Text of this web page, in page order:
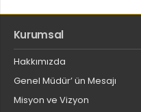
Kurumsal
Hakkımızda
Genel Müdür’ ün Mesajı
Misyon ve Vizyon